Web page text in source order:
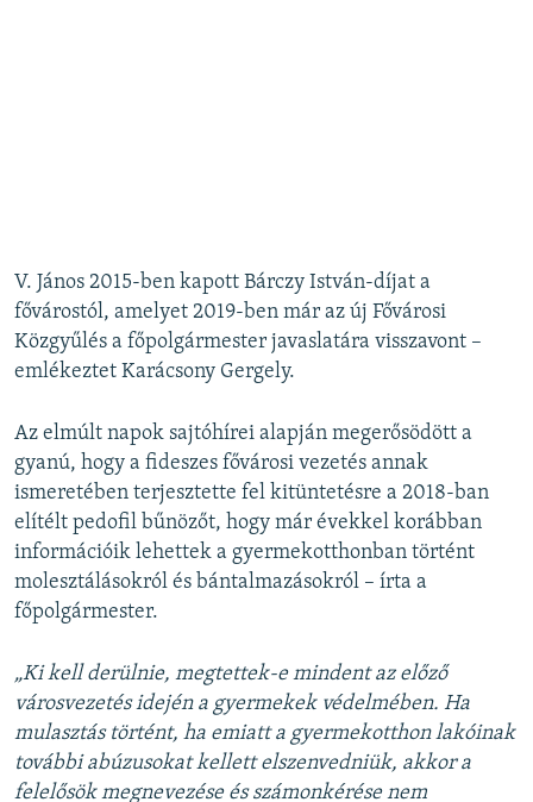
V. János 2015-ben kapott Bárczy István-díjat a
fővárostól, amelyet 2019-ben már az új Fővárosi
Közgyűlés a főpolgármester javaslatára visszavont –
emlékeztet Karácsony Gergely.
Az elmúlt napok sajtóhírei alapján megerősödött a
gyanú, hogy a fideszes fővárosi vezetés annak
ismeretében terjesztette fel kitüntetésre a 2018-ban
elítélt pedofil bűnözőt, hogy már évekkel korábban
információik lehettek a gyermekotthonban történt
molesztálásokról és bántalmazásokról – írta a
főpolgármester.
„Ki kell derülnie, megtettek-e mindent az előző
városvezetés idején a gyermekek védelmében. Ha
mulasztás történt, ha emiatt a gyermekotthon lakóinak
további abúzusokat kellett elszenvedniük, akkor a
felelősök megnevezése és számonkérése nem